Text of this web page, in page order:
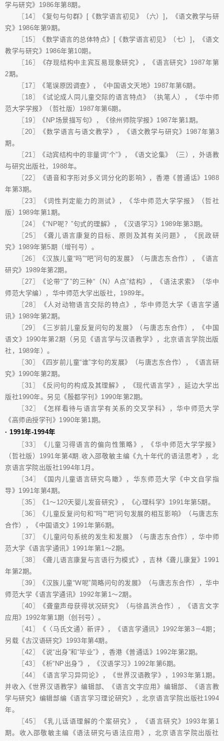
学与研究》1986年第8期。
〖14〗《复句与句群》[《数学语言初见》（六）]，《语文教学与研
究》1986年第9期。
〖15〗《数学语言的总体特点》[《数学语言初见》（七）]，《语文
教学与研究》1986年第10期。
〖16〗《存现结构中主宾互易现象研究》，《语言研究》1987年第
2期。
〖17〗《笔误原因调查》，《中国语文天地》1987年第6期。
〖18〗《试论成人同儿童交际的语言特点》（执笔人），《华中师
范大学学报》（哲社版）1987年第6期。
〖19〗《NP场景描写句》，《徐州师院学报》1987年第1期。
〖20〗《数学语言与语文教学》，《语文教学与研究》1987年第3
期。
〖21〗《动宾结构中的非量词“个”》，《语文论集》（三），外语教
与研究出版社，1988年。
〖22〗《语音和字形对多义词分化的影响》，香港《普通话》1988
年第3期。
〖23〗《词性判定能力的测试》，《华中师范大学学报》（哲社
版）1989年第1期。
〖24〗《“NP呢？”句式的理解》，《汉语学习》1989年第3期。
〖25〗《聋儿语言康复的目标、原则及其有关问题》，《民政研
究》1989年第5期（增刊号）。
〖26〗《汉族儿童“吗”“吧”问句的发展》（与唐志东合作），《语言
研究》1989年第2期。
〖27〗《论带“了”的三种“（N）A点”结构》，《语法求索》（华中
师范大学编），华中师范大学出版社，1989年。
〖28〗《人对动物语言交际的特点》，华中师范大学《语言学通
讯》1989年第2期。
〖29〗《三岁前儿童反复问句的发展》（与唐志东合作），《中国
语文》1990年第2期（另见《语言学与汉语教学》，北京语言学院出版
社，1989年）。
〖30〗《四岁前儿童“谁”字句的发展》（与唐志东合作），《语言研
究》1990年第2期。
〖31〗《反问句的构成及其理解》，《现代语言学》，延边大学出
版社1990年。另见《殷都学刊》1990年第2期。
〖32〗《怎样看待与语言学有关系的交叉学科》，华中师范大学
《高师函授学刊》1990年第1期。
· 1991年-1994年
〖33〗《儿童习得语言的偏向性策略》，《华中师范大学学报》
（哲社版）1991年第4期.收入邵敬敏主编《九十年代的语法思考》，北
京语言学院出版社1994年1月。
〖34〗《国内儿童语言研究鸟瞰》，华东师范大学《中文自学指
导》1991年第4期。
〖35〗《1～120天婴儿发音研究》，《心理科学》1991年第5期。
〖36〗《儿童反复问句和“吗”“吧”问句发展的相互影响》（与唐志东
合作），《中国语文》1991年第6期。
〖37〗《儿童问句系统的发生和发展》（与唐志东合作），华中师
范大学《语言学通讯》1991年第1～2期。
〖38〗《聋儿语言康复与言语行为模式》，吉林《聋儿康复》1991
年第2期。
〖39〗《汉族儿童“Ｗ呢”简略问句的发展》（与唐志东合作），华中
师范大学《语言学通讯》1992年第1～2期。
〖40〗《聋童声母获得状况研究》（与徐昌洪合作），《语言文字
应用》1992年第1期（创刊号）。
〖41〗《〈马氏文通〉新评》，《语言学通讯》1992年第3－4期；
另载《古汉语研究》1993年第4期。
〖42〗《说“出身”和“毕业”》，香港《普通话》1992年第2期。
〖43〗《析“NP出身”》，《汉语学习》1992年第6期。
〖44〗《语言学习异同论》，《世界汉语教学》，1993年第1期。
并收入《世界汉语教学》编辑部、《语言文字应用》编辑部、《语言教
学与研究》编辑部编《语言学习理论研究》，北京语言学院出版社1994
年。
〖45〗《乳儿话语理解的个案研究》，《语言研究》1993年第1
期。收入邵敬敏主编《语法研究与语法应用》，北京语言学院出版社